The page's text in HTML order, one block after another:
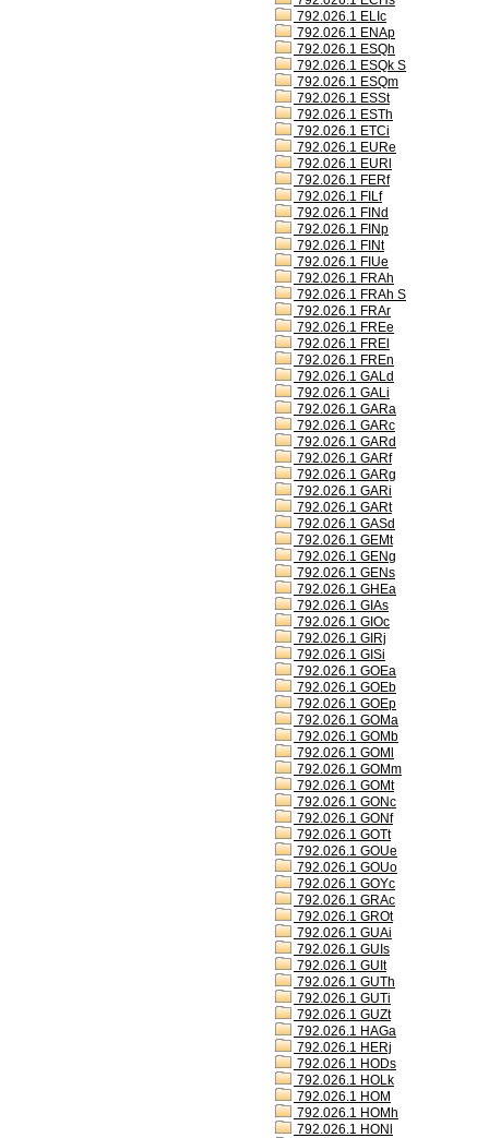
792.026.1 ELIc
792.026.1 ENAp
792.026.1 ESQh
792.026.1 ESQk S
792.026.1 ESQm
792.026.1 ESSt
792.026.1 ESTh
792.026.1 ETCi
792.026.1 EURe
792.026.1 EURl
792.026.1 FERf
792.026.1 FILf
792.026.1 FINd
792.026.1 FINp
792.026.1 FINt
792.026.1 FIUe
792.026.1 FRAh
792.026.1 FRAh S
792.026.1 FRAr
792.026.1 FREe
792.026.1 FREl
792.026.1 FREn
792.026.1 GALd
792.026.1 GALi
792.026.1 GARa
792.026.1 GARc
792.026.1 GARd
792.026.1 GARf
792.026.1 GARg
792.026.1 GARi
792.026.1 GARt
792.026.1 GASd
792.026.1 GEMt
792.026.1 GENg
792.026.1 GENs
792.026.1 GHEa
792.026.1 GIAs
792.026.1 GIOc
792.026.1 GIRj
792.026.1 GISi
792.026.1 GOEa
792.026.1 GOEb
792.026.1 GOEp
792.026.1 GOMa
792.026.1 GOMb
792.026.1 GOMl
792.026.1 GOMm
792.026.1 GOMt
792.026.1 GONc
792.026.1 GONf
792.026.1 GOTt
792.026.1 GOUe
792.026.1 GOUo
792.026.1 GOYc
792.026.1 GRAc
792.026.1 GROt
792.026.1 GUAi
792.026.1 GUIs
792.026.1 GUIt
792.026.1 GUTh
792.026.1 GUTi
792.026.1 GUZt
792.026.1 HAGa
792.026.1 HERj
792.026.1 HODs
792.026.1 HOLk
792.026.1 HOM
792.026.1 HOMh
792.026.1 HONl